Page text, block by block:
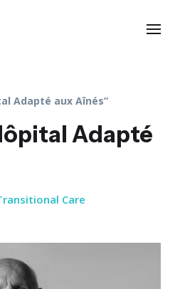
Adapté aux Aînés”
Adapté
Care